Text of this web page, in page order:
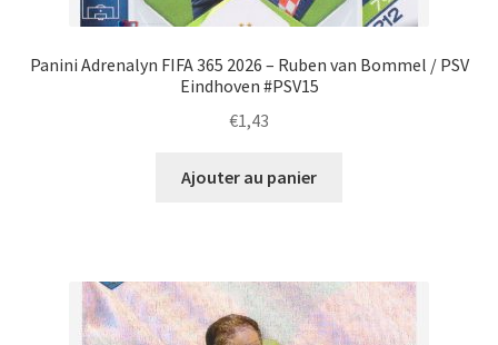
Panini Adrenalyn FIFA 365 2026 – Ruben van Bommel / PSV
Eindhoven #PSV15
€1,43
Ajouter au panier